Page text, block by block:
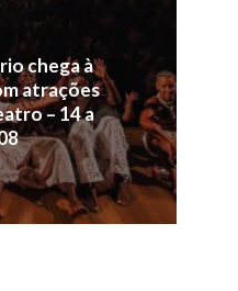
chega à
atrações
– 14 a